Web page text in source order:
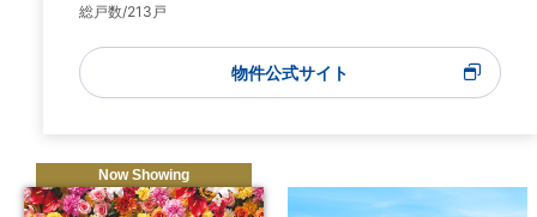
総戸数/213戸
物件公式サイト